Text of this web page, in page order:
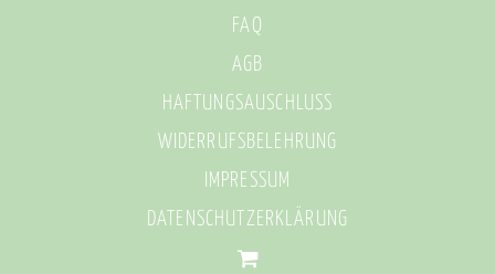
FAQ
AGB
HAFTUNGSAUSCHLUSS
WIDERRUFSBELEHRUNG
IMPRESSUM
DATENSCHUTZERKLÄRUNG